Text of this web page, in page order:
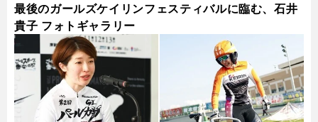
最後のガールズケイリンフェスティバルに臨む、石井
貴子 フォトギャラリー